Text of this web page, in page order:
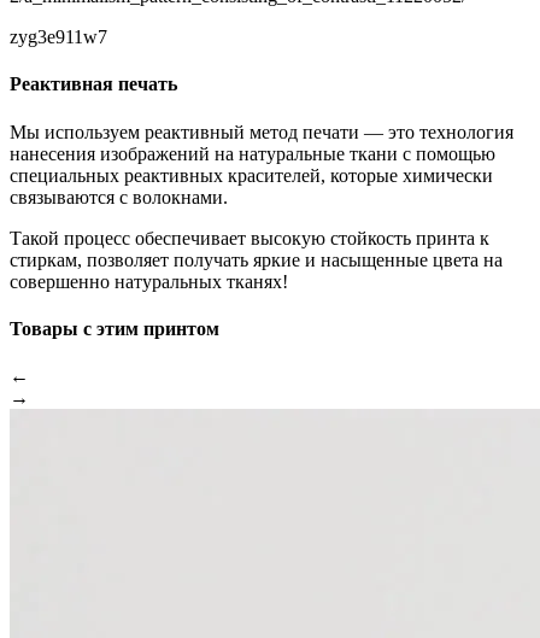
zyg3e911w7
Реактивная печать
Мы используем реактивный метод печати — это технология
нанесения изображений на натуральные ткани с помощью
специальных реактивных красителей, которые химически
связываются с волокнами.
Такой процесс обеспечивает высокую стойкость принта к
стиркам, позволяет получать яркие и насыщенные цвета на
совершенно натуральных тканях!
Товары с этим принтом
←
→